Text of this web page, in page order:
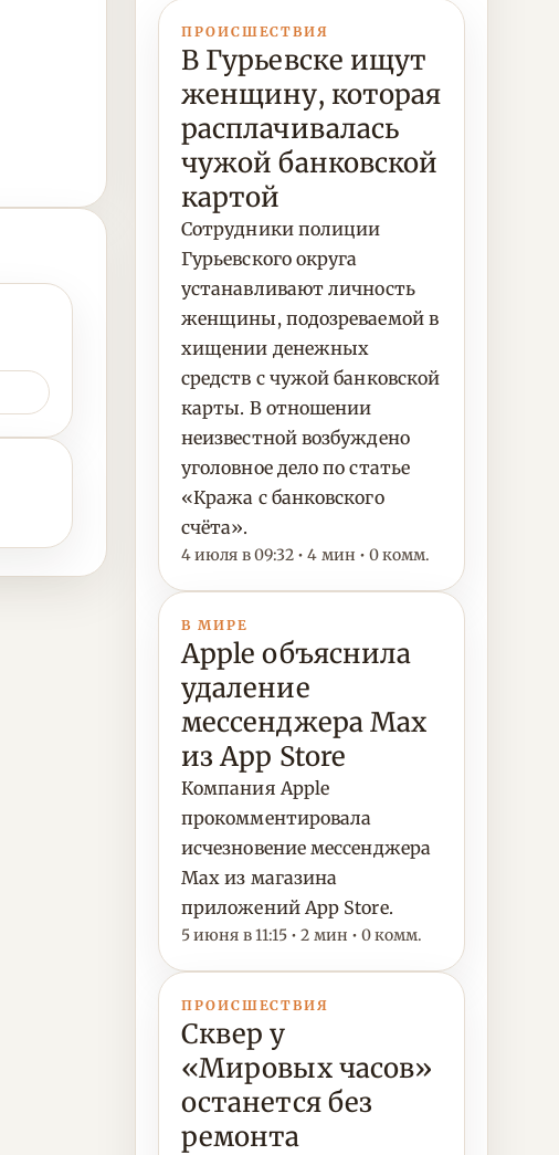
ПРОИСШЕСТВИЯ
В Гурьевске ищут
женщину, которая
расплачивалась
чужой банковской
картой
Сотрудники полиции
Гурьевского округа
устанавливают личность
женщины, подозреваемой в
хищении денежных
средств с чужой банковской
карты. В отношении
неизвестной возбуждено
уголовное дело по статье
«Кража с банковского
счёта».
4 июля в 09:32 • 4 мин • 0 комм.
В МИРЕ
Apple объяснила
удаление
мессенджера Max
из App Store
Компания Apple
прокомментировала
исчезновение мессенджера
Max из магазина
приложений App Store.
5 июня в 11:15 • 2 мин • 0 комм.
ПРОИСШЕСТВИЯ
Сквер у
«Мировых часов»
останется без
ремонта